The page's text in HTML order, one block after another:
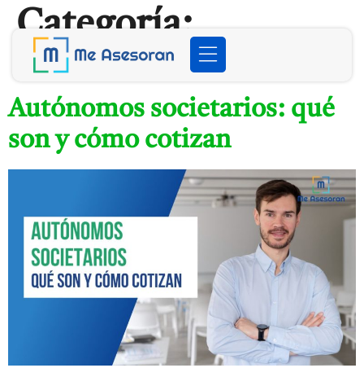
Categoría:
sociedades
Autónomos societarios: qué
son y cómo cotizan